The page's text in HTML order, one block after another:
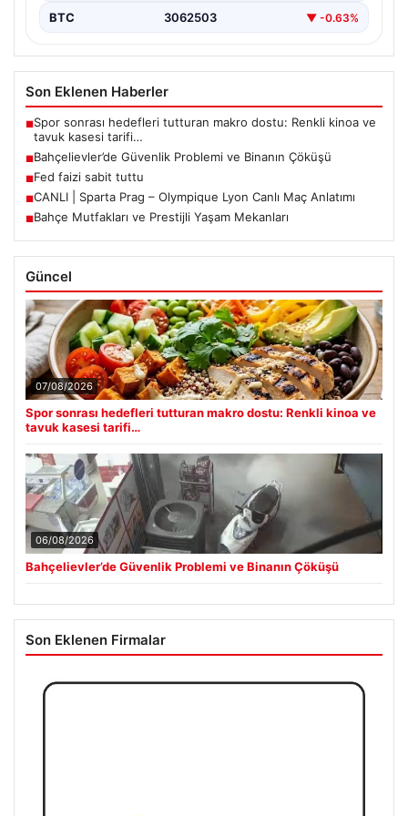
BTC 3062503 ▼ -0.63%
Son Eklenen Haberler
■Spor sonrası hedefleri tutturan makro dostu: Renkli kinoa ve
tavuk kasesi tarifi…
■Bahçelievler’de Güvenlik Problemi ve Binanın Çöküşü
■Fed faizi sabit tuttu
■CANLI | Sparta Prag – Olympique Lyon Canlı Maç Anlatımı
■Bahçe Mutfakları ve Prestijli Yaşam Mekanları
Güncel
07/08/2026
Spor sonrası hedefleri tutturan makro dostu: Renkli kinoa ve
tavuk kasesi tarifi…
06/08/2026
Bahçelievler’de Güvenlik Problemi ve Binanın Çöküşü
Son Eklenen Firmalar